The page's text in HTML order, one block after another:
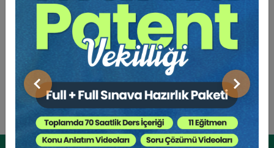
Önceki Sonraki
9. Tüketici Hukuku Kongresi - X. Oturum: İNŞAAT
SEKTÖRÜNDE TÜKETİCİ HUKUKU VE
UYGULAMALARI Video Kaydı
360 TL Sepete Ekle
Sosyal Medya